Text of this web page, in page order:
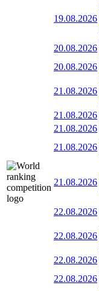
19.08.2026
20.08.2026
20.08.2026
21.08.2026
21.08.2026
21.08.2026
21.08.2026
21.08.2026
22.08.2026
22.08.2026
22.08.2026
22.08.2026